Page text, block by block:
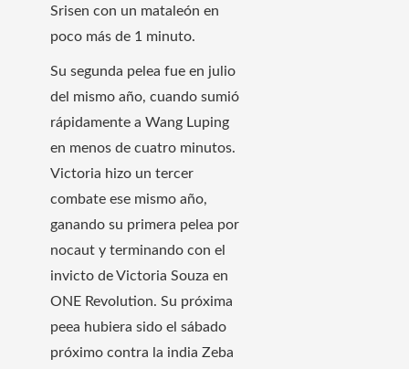
Srisen con un mataleón en
poco más de 1 minuto.
Su segunda pelea fue en julio
del mismo año, cuando sumió
rápidamente a Wang Luping
en menos de cuatro minutos.
Victoria hizo un tercer
combate ese mismo año,
ganando su primera pelea por
nocaut y terminando con el
invicto de Victoria Souza en
ONE Revolution. Su próxima
peea hubiera sido el sábado
próximo contra la india Zeba